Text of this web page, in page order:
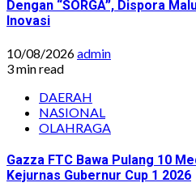
Dengan “SORGA”, Dispora
Inovasi
10/08/2026admin
3 min read
DAERAH
NASIONAL
OLAHRAGA
Gazza FTC Bawa Pulang 10
Kejurnas Gubernur Cup 1 2026